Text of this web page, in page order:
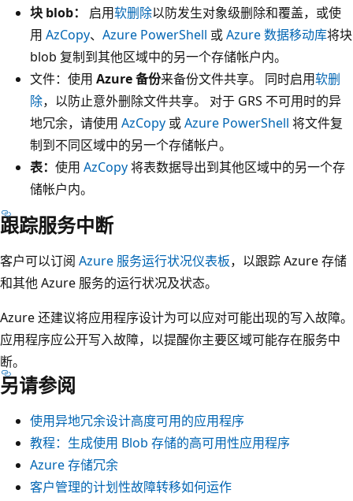
块 blob：
启用软删除以防发生对象级删除和覆盖，或使
用 AzCopy、 Azure PowerShell 或Azure 数据移动库将块
blob 复制到其他区域中的另一个存储帐户内。
文件：使用 Azure 备份来备份文件共享。 同时启用软删
除，以防止意外删除文件共享。 对于 GRS 不可用时的异
地冗余，请使用 AzCopy 或Azure PowerShell 将文件复
制到不同区域中的另一个存储帐户。
表： 使用 AzCopy将表数据导出到其他区域中的另一个存
储帐户内。
跟踪服务中断
客户可以订阅 Azure 服务运行状况仪表板，以跟踪 Azure 存储
和其他 Azure 服务的运行状况及状态。
Azure 还建议将应用程序设计为可以应对可能出现的写入故障。
应用程序应公开写入故障，以提醒你主要区域可能存在服务中
断。
另请参阅
使用异地冗余设计高度可用的应用程序
教程：生成使用 Blob 存储的高可用性应用程序
Azure 存储冗余
客户管理的计划性故障转移如何运作